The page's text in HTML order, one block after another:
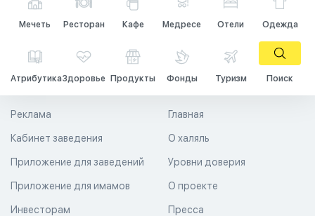
Мечеть Ресторан Кафе Медресе Отели Одежда
АтрибутикаЗдоровье Продукты Фонды Туризм Поиск
Главная
О халяль
Уровни доверия
Реклама
Кабинет заведения
Приложение для заведений
Приложение для имамов О проекте
Пресса
Инвесторам